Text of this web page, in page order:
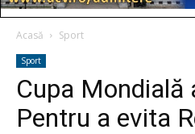
Acasă Sport
Sport
Cupa Mondială
Pentru a evita